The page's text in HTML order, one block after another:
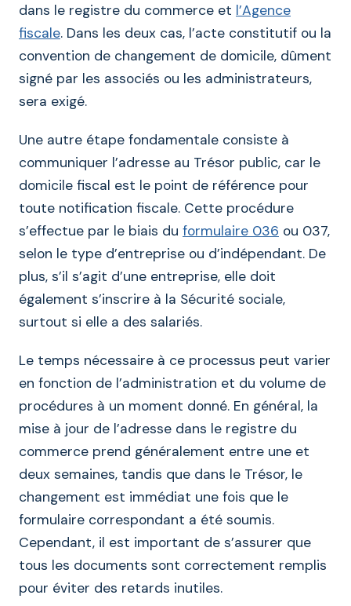
dans le registre du commerce et l’Agence
fiscale. Dans les deux cas, l’acte constitutif ou la
convention de changement de domicile, dûment
signé par les associés ou les administrateurs,
sera exigé.
Une autre étape fondamentale consiste à
communiquer l’adresse au Trésor public, car le
domicile fiscal est le point de référence pour
toute notification fiscale. Cette procédure
s’effectue par le biais du formulaire 036 ou 037,
selon le type d’entreprise ou d’indépendant. De
plus, s’il s’agit d’une entreprise, elle doit
également s’inscrire à la Sécurité sociale,
surtout si elle a des salariés.
Le temps nécessaire à ce processus peut varier
en fonction de l’administration et du volume de
procédures à un moment donné. En général, la
mise à jour de l’adresse dans le registre du
commerce prend généralement entre une et
deux semaines, tandis que dans le Trésor, le
changement est immédiat une fois que le
formulaire correspondant a été soumis.
Cependant, il est important de s’assurer que
tous les documents sont correctement remplis
pour éviter des retards inutiles.